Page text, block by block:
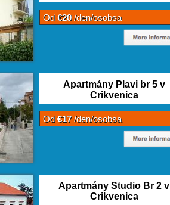
Od€20/den/osobsa
Apartmány Plavi br 5 v
Crikvenica
Od€17/den/osobsa
Apartmány Studio Br 2 v
Crikvenica